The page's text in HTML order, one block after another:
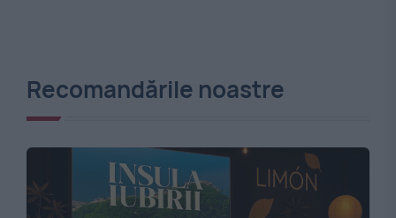
Recomandările noastre